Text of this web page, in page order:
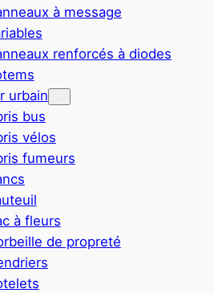
à message
renforcés à diodes
urbain
bus
vélos
fumeurs
à fleurs
de propreté